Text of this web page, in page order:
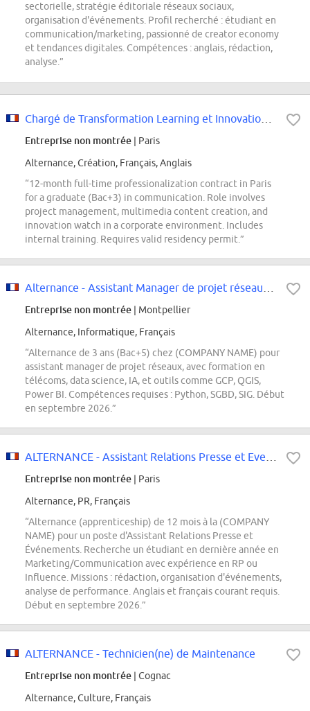
sectorielle, stratégie éditoriale réseaux sociaux,
organisation d'événements. Profil recherché : étudiant en
communication/marketing, passionné de creator economy
et tendances digitales. Compétences : anglais, rédaction,
analyse.”
Entreprise non montrée | Paris
Alternance, Création, Français, Anglais
“12-month full-time professionalization contract in Paris
for a graduate (Bac+3) in communication. Role involves
project management, multimedia content creation, and
innovation watch in a corporate environment. Includes
internal training. Requires valid residency permit.”
Entreprise non montrée | Montpellier
Alternance, Informatique, Français
“Alternance de 3 ans (Bac+5) chez (COMPANY NAME) pour
assistant manager de projet réseaux, avec formation en
télécoms, data science, IA, et outils comme GCP, QGIS,
Power BI. Compétences requises : Python, SGBD, SIG. Début
en septembre 2026.”
Entreprise non montrée | Paris
Alternance, PR, Français
“Alternance (apprenticeship) de 12 mois à la (COMPANY
NAME) pour un poste d'Assistant Relations Presse et
Événements. Recherche un étudiant en dernière année en
Marketing/Communication avec expérience en RP ou
Influence. Missions : rédaction, organisation d'événements,
analyse de performance. Anglais et français courant requis.
Début en septembre 2026.”
ALTERNANCE - Technicien(ne) de Maintenance
Entreprise non montrée | Cognac
Alternance, Culture, Français